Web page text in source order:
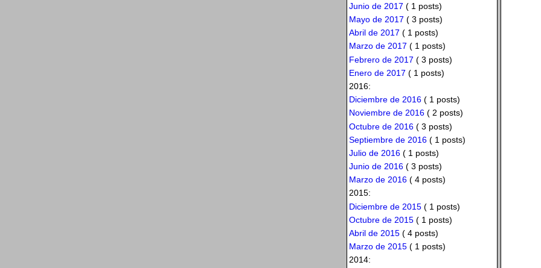
Junio de 2017 ( 1 posts)
Mayo de 2017 ( 3 posts)
Abril de 2017 ( 1 posts)
Marzo de 2017 ( 1 posts)
Febrero de 2017 ( 3 posts)
Enero de 2017 ( 1 posts)
2016:
Diciembre de 2016( 1 posts)
Noviembre de 2016( 2 posts)
Octubre de 2016( 3 posts)
Septiembre de 2016( 1 posts)
Julio de 2016( 1 posts)
Junio de 2016( 3 posts)
Marzo de 2016( 4 posts)
2015:
Diciembre de 2015( 1 posts)
Octubre de 2015( 1 posts)
Abril de 2015( 4 posts)
Marzo de 2015( 1 posts)
2014: